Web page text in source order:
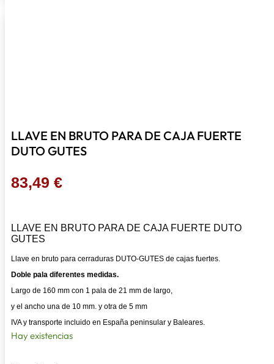
LLAVE EN BRUTO PARA DE CAJA FUERTE
DUTO GUTES
83,49 €
LLAVE EN BRUTO PARA DE CAJA FUERTE DUTO
GUTES
Llave en bruto para cerraduras DUTO-GUTES de cajas fuertes.
Doble pala diferentes medidas.
Largo de 160 mm con 1 pala de 21 mm de largo,
y el ancho una de 10 mm. y otra de 5 mm
IVA y transporte incluido en España peninsular y Baleares.
Hay existencias